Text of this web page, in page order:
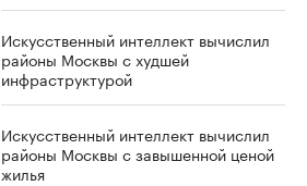
Искусственный интеллект вычислил
районы Москвы с худшей
инфраструктурой
Искусственный интеллект вычислил
районы Москвы с завышенной ценой
жилья